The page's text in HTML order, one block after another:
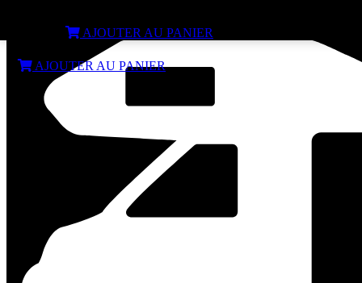
AJOUTER AU PANIER
AJOUTER AU PANIER